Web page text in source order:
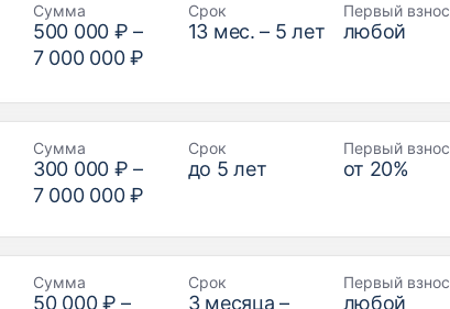
Сумма
500 000 ₽ –
7 000 000 ₽
Срок
13 мес. – 5 лет
Первый взнос
любой
Сумма
300 000 ₽ –
7 000 000 ₽
Срок
до 5 лет
Первый взнос
от 20%
Сумма
50 000 ₽ –
Срок
3месяца –
Первый взнос
любой